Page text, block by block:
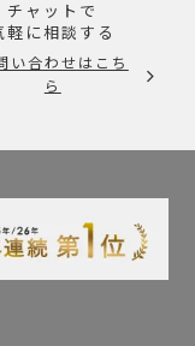
チャットで
軽に相談する
い合わせはこち
ら